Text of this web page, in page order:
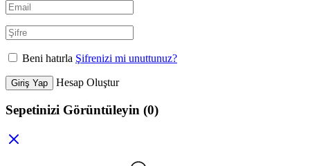
Beni hatırla Şifrenizi mi unuttunuz?
Giriş Yap Hesap Oluştur
Sepetinizi Görüntüleyin (0)